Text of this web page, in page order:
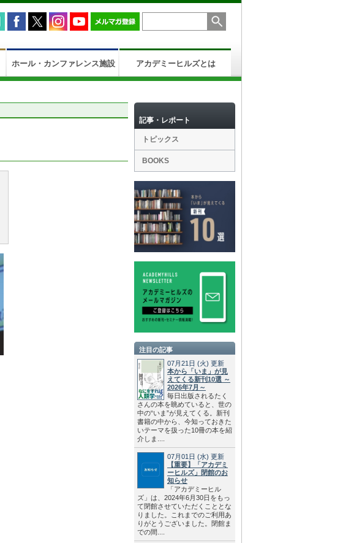
ホール・カンファレンス施設 アカデミーヒルズとは
記事・レポート
トピックス
BOOKS
注目の記事
07月21日 (火) 更新
本から「いま」が見
えてくる新刊10選 ～
2026年7月～
毎日出版されるたく
さんの本を眺めていると、世の
中の“いま”が見えてくる。新刊
書籍の中から、今知っておきた
いテーマを扱った10冊の本を紹
介しま....
07月01日 (水) 更新
【重要】「アカデミ
ーヒルズ」閉館のお
知らせ
「アカデミーヒル
ズ」は、2024年6月30日をもっ
て閉館させていただくこととな
りました。これまでのご利用あ
りがとうございました。閉館ま
での間....